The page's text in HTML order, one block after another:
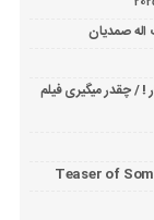
صمدیان
! / چقدر میگیری فیلم
Teaser of